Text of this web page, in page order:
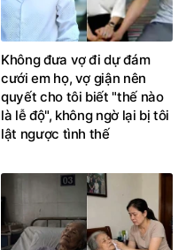
Không đưa vợ đi dự đám
cưới em họ, vợ giận nên
quyết cho tôi biết "thế nào
là lễ độ", không ngờ lại bị tôi
lật ngược tình thế